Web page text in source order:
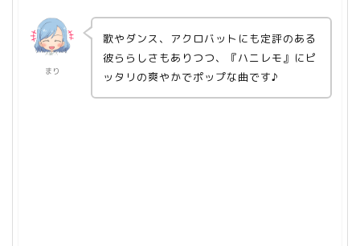
まり
歌やダンス、アクロバットにも定評のある
彼ららしさもありつつ、『ハニレモ』にピ
ッタリの爽やかでポップな曲です♪